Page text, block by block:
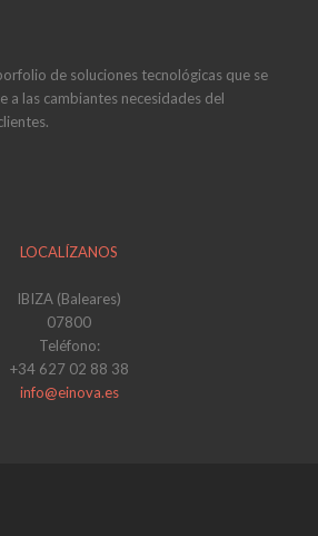
de soluciones tecnológicas que se
a las cambiantes necesidades del
LOCALÍZANOS
IBIZA (Baleares)
07800
Teléfono:
+34 627 02 88 38
info@einova.es